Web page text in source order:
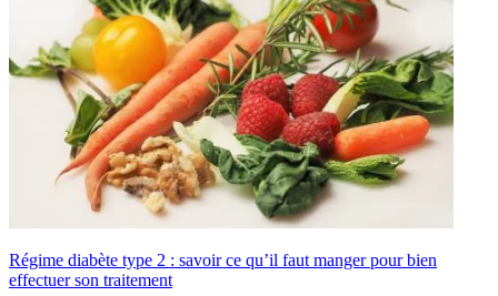
Régime diabète type 2 : savoir ce qu’il faut manger pour bien
effectuer son traitement